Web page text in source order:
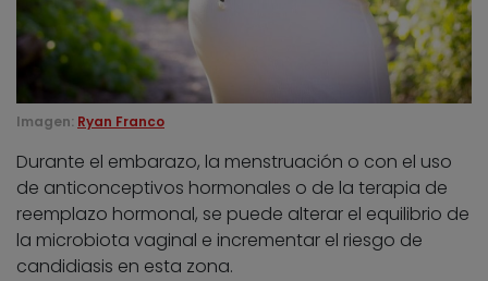
Imagen: Ryan Franco
Durante el embarazo, la menstruación o con el uso
de anticonceptivos hormonales o de la terapia de
reemplazo hormonal, se puede alterar el equilibrio de
la microbiota vaginal e incrementar el riesgo de
candidiasis en esta zona.